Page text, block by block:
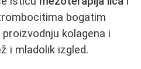
bogatim
kolagena i
i mladolik izgled.